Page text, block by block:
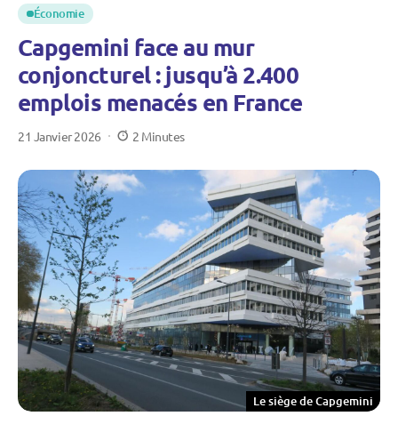
Économie
Capgemini face au mur
conjoncturel : jusqu’à 2.400
emplois menacés en France
21 Janvier 2026 2 Minutes
Le siège de Capgemini